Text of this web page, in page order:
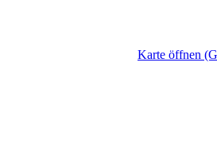
Karte öffnen